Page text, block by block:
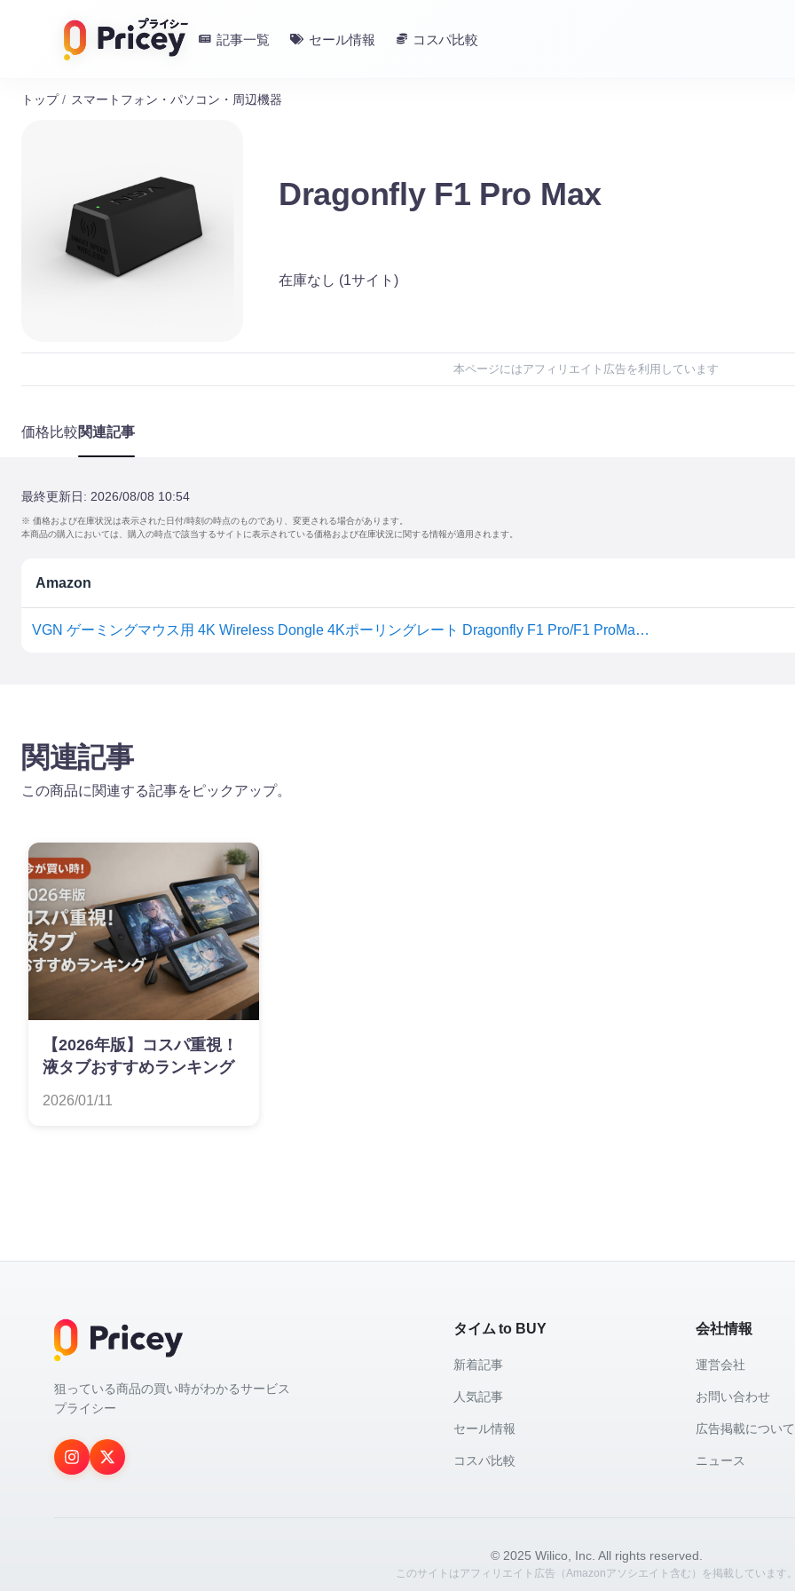
記事一覧 セール情報 コスパ比較
トップ / スマートフォン・パソコン・周辺機器
Dragonfly F1 Pro Max
在庫なし (1サイト)
本ページにはアフィリエイト広告を利用しています
価格比較関連記事
最終更新日: 2026/08/08 10:54
※ 価格および在庫状況は表示された日付/時刻の時点のものであり、変更される場合があります。
本商品の購入においては、購入の時点で該当するサイトに表示されている価格および在庫状況に関する情報が適用されます。
Amazon
VGN ゲーミングマウス用 4K Wireless Dongle 4Kポーリングレート Dragonfly F1 Pro/F1 ProMax/R1 Pro/R1 ProMax対応 国内正規品6ヵ月保証
関連記事
この商品に関連する記事をピックアップ。
【2026年版】コスパ重視！
液タブおすすめランキング
2026/01/11
狙っている商品の買い時がわかるサービス
プライシー
タイム to BUY
新着記事
人気記事
セール情報
コスパ比較
会社情報
運営会社
お問い合わせ
広告掲載について
ニュース
© 2025 Wilico, Inc. All rights reserved.
このサイトはアフィリエイト広告（Amazonアソシエイト含む）を掲載しています